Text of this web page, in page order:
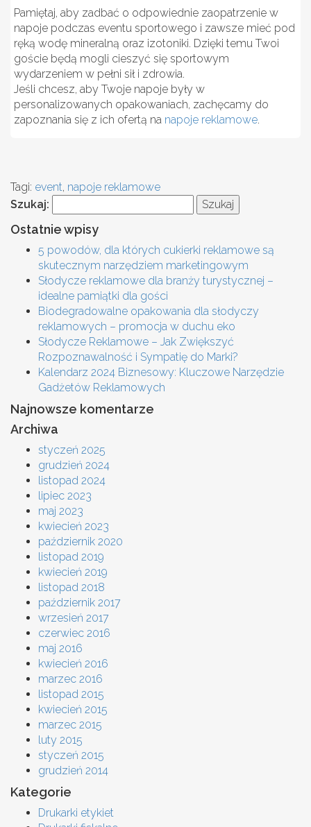
Pamiętaj, aby zadbać o odpowiednie zaopatrzenie w
napoje podczas eventu sportowego i zawsze mieć pod
ręką wodę mineralną oraz izotoniki. Dzięki temu Twoi
goście będą mogli cieszyć się sportowym
wydarzeniem w pełni sił i zdrowia.
Jeśli chcesz, aby Twoje napoje były w
personalizowanych opakowaniach, zachęcamy do
zapoznania się z ich ofertą na napoje reklamowe.
Tagi: event, napoje reklamowe
Szukaj:
Ostatnie wpisy
5 powodów, dla których cukierki reklamowe są
skutecznym narzędziem marketingowym
Słodycze reklamowe dla branży turystycznej –
idealne pamiątki dla gości
Biodegradowalne opakowania dla słodyczy
reklamowych – promocja w duchu eko
Słodycze Reklamowe – Jak Zwiększyć
Rozpoznawalność i Sympatię do Marki?
Kalendarz 2024 Biznesowy: Kluczowe Narzędzie
Gadżetów Reklamowych
Najnowsze komentarze
Archiwa
styczeń 2025
grudzień 2024
listopad 2024
lipiec 2023
maj 2023
kwiecień 2023
październik 2020
listopad 2019
kwiecień 2019
listopad 2018
październik 2017
wrzesień 2017
czerwiec 2016
maj 2016
kwiecień 2016
marzec 2016
listopad 2015
kwiecień 2015
marzec 2015
luty 2015
styczeń 2015
grudzień 2014
Kategorie
Drukarki etykiet